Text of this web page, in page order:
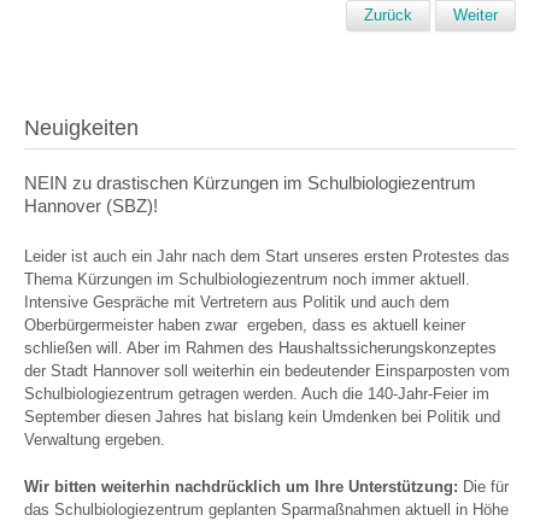
Zurück Weiter
Neuigkeiten
NEIN zu drastischen Kürzungen im Schulbiologiezentrum
Hannover (SBZ)!
Leider ist auch ein Jahr nach dem Start unseres ersten Protestes das
Thema Kürzungen im Schulbiologiezentrum noch immer aktuell.
Intensive Gespräche mit Vertretern aus Politik und auch dem
Oberbürgermeister haben zwar ergeben, dass es aktuell keiner
schließen will. Aber im Rahmen des Haushaltssicherungskonzeptes
der Stadt Hannover soll weiterhin ein bedeutender Einsparposten vom
Schulbiologiezentrum getragen werden. Auch die 140-Jahr-Feier im
September diesen Jahres hat bislang kein Umdenken bei Politik und
Verwaltung ergeben.
Wir bitten weiterhin nachdrücklich um Ihre Unterstützung: Die für
das Schulbiologiezentrum geplanten Sparmaßnahmen aktuell in Höhe